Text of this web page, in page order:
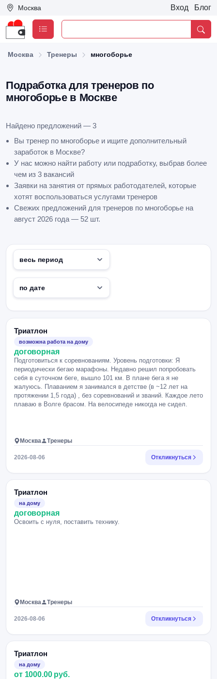
Москва Вход Блог
Москва Тренеры многоборье
Подработка для тренеров по
многоборье в Москве
Найдено предложений — 3
Вы тренер по многоборье и ищите дополнительный
заработок в Москве?
У нас можно найти работу или подработку, выбрав более
чем из 3 вакансий
Заявки на занятия от прямых работодателей, которые
хотят воспользоваться услугами тренеров
Свежих предложений для тренеров по многоборье на
август 2026 года — 52 шт.
Триатлон
возможна работа на дому
договорная
Подготовиться к соревнованиям. Уровень подготовки: Я
периодически бегаю марафоны. Недавно решил попробовать
себя в суточном беге, вышло 101 км. В плане бега я не
жалуюсь. Плаванием я занимался в детстве (в ~12 лет на
протяжении 1,5 года) , без соревнований и званий. Каждое лето
плаваю в Волге брасом. На велосипеде никогда не сидел.
Москва Тренеры
2026-08-06 Откликнуться
Триатлон
на дому
договорная
Освоить с нуля, поставить технику.
Москва Тренеры
2026-08-06 Откликнуться
Триатлон
на дому
от 1000.00 руб.